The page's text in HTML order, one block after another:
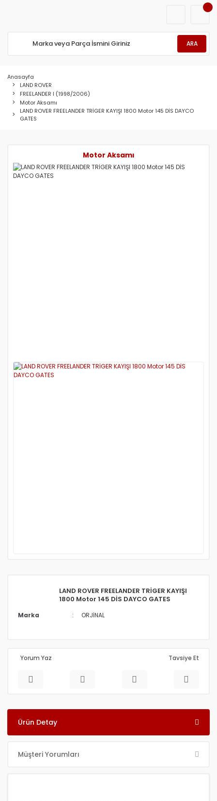
ARA
Anasayfa
LAND ROVER
FREELANDER I (1998/2006)
Motor Aksamı
LAND ROVER FREELANDER TRİGER KAYIŞI 1800 Motor 145 DİS DAYCO
GATES
Motor Aksamı
LAND ROVER FREELANDER TRİGER KAYIŞI
1800 Motor 145 DİS DAYCO GATES
Marka ORJİNAL
Yorum Yaz Tavsiye Et
Ürün Detay
Müşteri Yorumları